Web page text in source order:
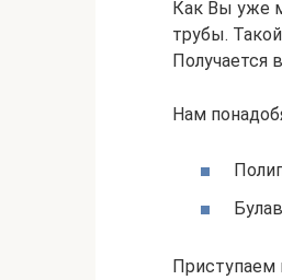
Как Вы уже
трубы.
Получается
Нам
Приступаем